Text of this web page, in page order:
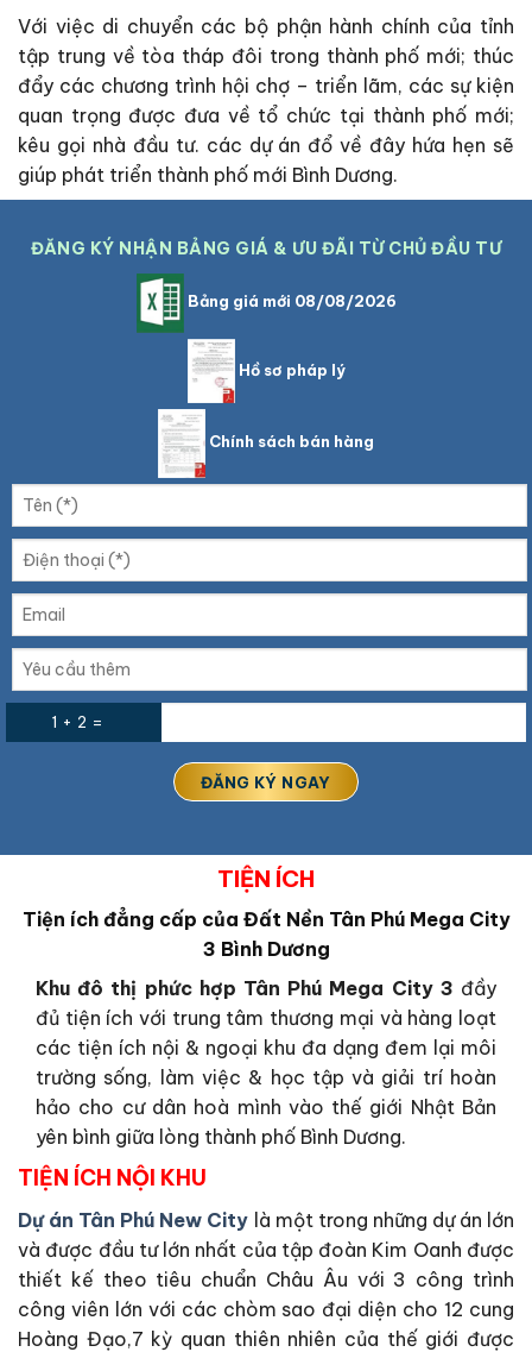
Với việc di chuyển các bộ phận hành chính của tỉnh
tập trung về tòa tháp đôi trong thành phố mới; thúc
đẩy các chương trình hội chợ – triển lãm, các sự kiện
quan trọng được đưa về tổ chức tại thành phố mới;
kêu gọi nhà đầu tư. các dự án đổ về đây hứa hẹn sẽ
giúp phát triển thành phố mới Bình Dương.
ĐĂNG KÝ NHẬN BẢNG GIÁ & ƯU ĐÃI TỪ CHỦ ĐẦU TƯ
Bảng giá mới 08/08/2026
Hồ sơ pháp lý
Chính sách bán hàng
1 + 2 =
TIỆN ÍCH
Tiện ích đẳng cấp của Đất Nền Tân Phú Mega City
3 Bình Dương
Khu đô thị phức hợp Tân Phú Mega City 3 đầy
đủ tiện ích với trung tâm thương mại và hàng loạt
các tiện ích nội & ngoại khu đa dạng đem lại môi
trường sống, làm việc & học tập và giải trí hoàn
hảo cho cư dân hoà mình vào thế giới Nhật Bản
yên bình giữa lòng thành phố Bình Dương.
TIỆN ÍCH NỘI KHU
Dự án Tân Phú New City là một trong những dự án lớn
và được đầu tư lớn nhất của tập đoàn Kim Oanh được
thiết kế theo tiêu chuẩn Châu Âu với 3 công trình
công viên lớn với các chòm sao đại diện cho 12 cung
Hoàng Đạo,7 kỳ quan thiên nhiên của thế giới được